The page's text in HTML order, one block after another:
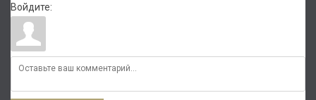
Войдите: